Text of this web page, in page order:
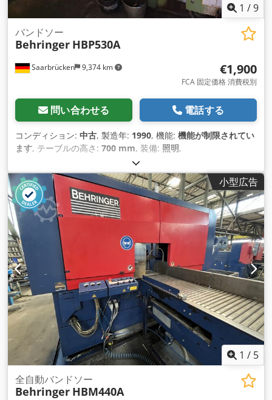
1 /9
Saarbrücken 9,374 km
バンドソー
Behringer HBP530A
€1,900
FCA 固定価格 消費税別
問い合わせる 電話する
コンディション: 中古, 製造年: 1990, 機能: 機能が制限されてい
ます, テーブルの高さ: 700 mm, 装備: 照明,
小型広告
1 / 5
全自動バンドソー
Behringer HBM440A